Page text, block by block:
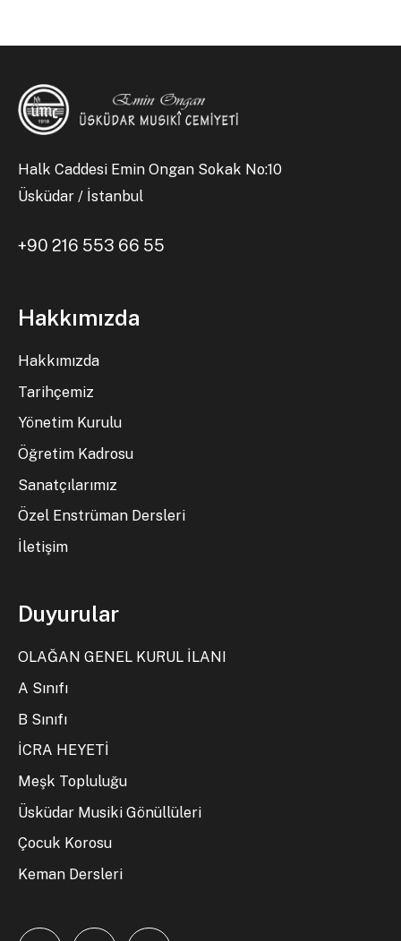
Halk Caddesi Emin Ongan Sokak No:10
Üsküdar / İstanbul
+90 216 553 66 55
Hakkımızda
Hakkımızda
Tarihçemiz
Yönetim Kurulu
Öğretim Kadrosu
Sanatçılarımız
Özel Enstrüman Dersleri
İletişim
Duyurular
OLAĞAN GENEL KURUL İLANI
A Sınıfı
B Sınıfı
İCRA HEYETİ
Meşk Topluluğu
Üsküdar Musiki Gönüllüleri
Çocuk Korosu
Keman Dersleri